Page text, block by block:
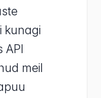
kunagi
API
meil